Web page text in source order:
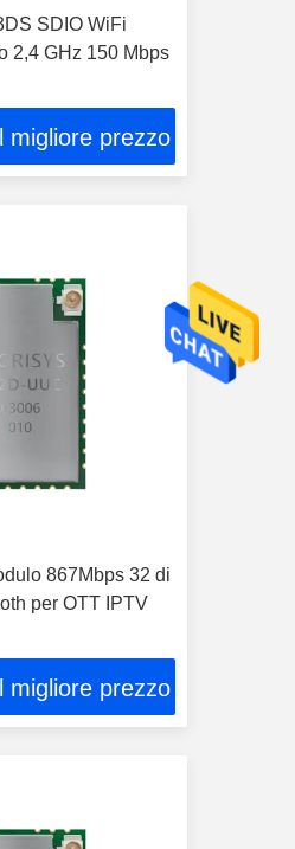
SDIO WiFi
2,4 GHz 150 Mbps
migliore prezzo
867Mbps 32 di
per OTT IPTV
migliore prezzo